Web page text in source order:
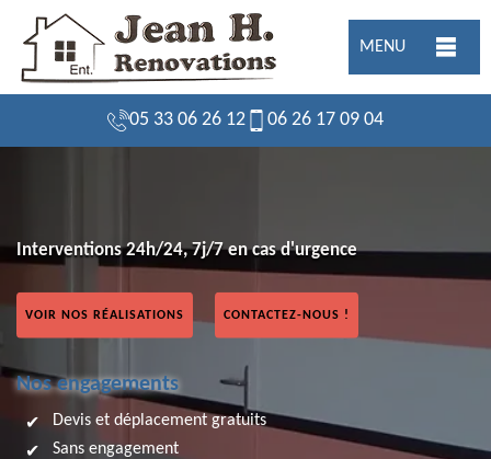
MENU
05 33 06 26 12 06 26 17 09 04
Interventions 24h/24, 7j/7 en cas d'urgence
VOIR NOS RÉALISATIONS CONTACTEZ-NOUS !
Nos engagements
Devis et déplacement gratuits
Sans engagement